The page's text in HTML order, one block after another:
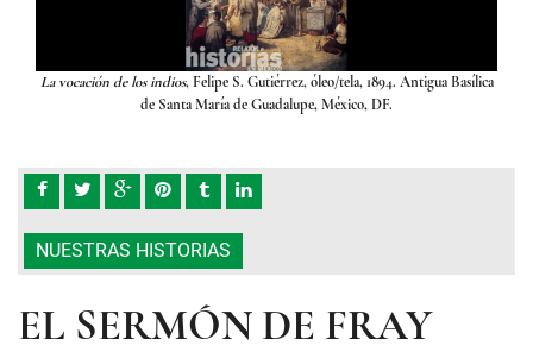
La vocación de los indios, Felipe S. Gutiérrez, óleo/tela, 1894. Antigua Basílica
de Santa María de Guadalupe, México, DF.
NUESTRAS HISTORIAS
EL SERMÓN DE FRAY